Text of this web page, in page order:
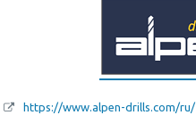
https://www.alpen-drills.com/ru/